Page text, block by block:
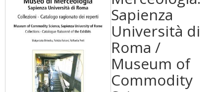
Sapienza
Università di
Roma /
Museum of
Commodity